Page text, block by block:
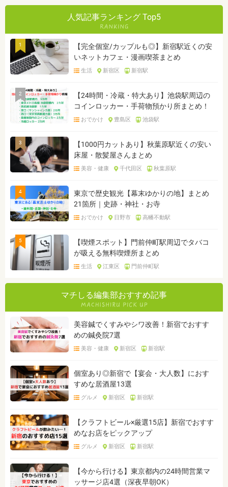
人気記事ランキング Top5
1
【完全個室/カップルも◎】新宿駅近くの安
いネットカフェ・漫画喫茶まとめ
生活 新宿区 新宿駅
2
【24時間・冷蔵・特大あり】池袋駅周辺の
コインロッカー・手荷物預かり所まとめ！
おでかけ 豊島区 池袋駅
3
【1000円カットあり】秋葉原駅近くの安い
床屋・散髪屋さんまとめ
美容・健康 千代田区 秋葉原駅
4
東京で歴史観光【幕末ゆかりの地】まとめ
21箇所｜史跡・神社・お寺
おでかけ 日野市 高幡不動駅
5
【喫煙スポット】門前仲町駅周辺でタバコ
が吸える無料喫煙所まとめ
生活 江東区 門前仲町駅
マチしる編集部おすすめ記事
美容鍼でくすみやシワ改善！新宿でおすす
めの鍼灸院7選
美容・健康 新宿区 新宿駅
個室あり◎新宿で【宴会・大人数】におす
すめな居酒屋13選
グルメ 新宿区 新宿駅
【クラフトビール×厳選15店】新宿でおすす
めなお店をピックアップ
グルメ 新宿区 新宿駅
【今から行ける】東京都内の24時間営業マ
ッサージ店4選（深夜早朝OK）